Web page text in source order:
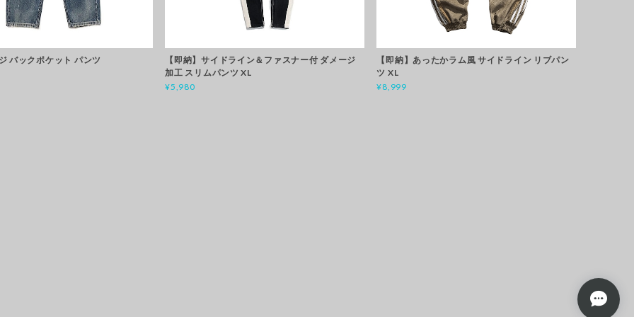
バックポケット パンツ
【即納】サイドライン＆ファスナー付 ダメージ
加工 スリムパンツ XL
¥5,980
【即納】あったかラム風 サイドライン リブパン
ツ XL
¥8,999